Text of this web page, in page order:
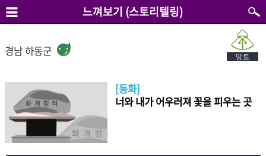
느껴보기 (스토리텔링)
경남 하동군
[동화]
너와 내가 어우러져 꽃을 피우는 곳